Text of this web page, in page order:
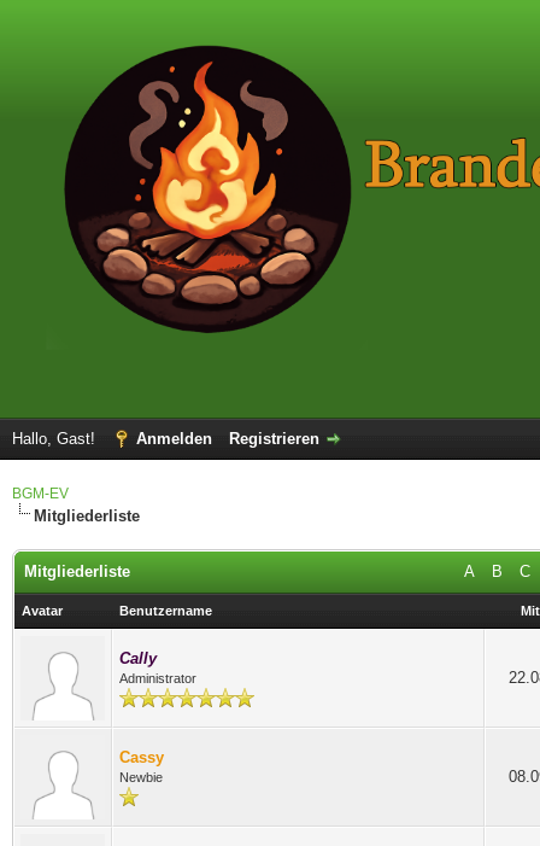
Hallo, Gast! Anmelden Registrieren
BGM-EV
Mitgliederliste
A B C
Mitgliederliste
Avatar Benutzername
Cally
Administrator
Cassy
Newbie